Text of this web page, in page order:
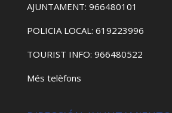
AJUNTAMENT: 966480101
POLICIA LOCAL: 619223996
TOURIST INFO: 966480522
Més telèfons